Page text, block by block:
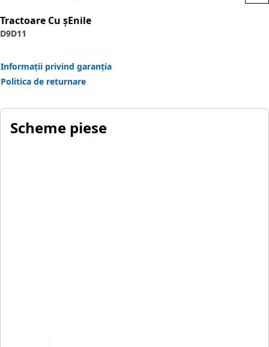
Application:
Designed for use in extremely tough conditions.
Tractoare Cu șEnile
D9D11
Informații privind garanția
Politica de returnare
Scheme piese